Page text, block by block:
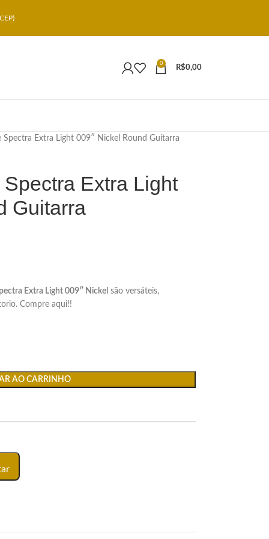
0
R$0,00
Spectra Extra Light 009″ Nickel Round Guitarra
Extra Light
Guitarra
Extra Light 009″ Nickel são versáteis,
Compre aqui!!
AO CARRINHO